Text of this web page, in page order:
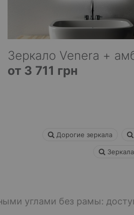
Зеркало Venera +
от 3 711 грн
Дорогие зеркала
углами без рамы: